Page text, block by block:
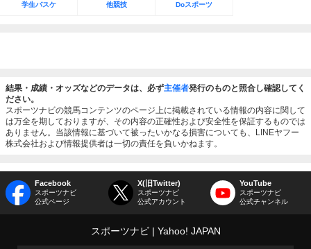
学生バスケ 他競技 Doスポーツ
結果・成績・オッズなどのデータは、必ず主催者発行のものと照合し確認してく
ださい。
スポーツナビの競馬コンテンツのページ上に掲載されている情報の内容に関して
は万全を期しておりますが、その内容の正確性および安全性を保証するものでは
ありません。当該情報に基づいて被ったいかなる損害についても、LINEヤフー
株式会社および情報提供者は一切の責任を負いかねます。
Facebook
スポーツナビ
公式ページ
X(旧Twitter)
スポーツナビ
公式アカウント
YouTube
スポーツナビ
公式チャンネル
スポーツナビ Yahoo! JAPAN